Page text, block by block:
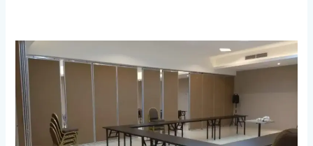
Proses
Pembuatan
Pintu
Partisi